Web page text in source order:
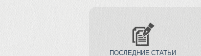
ПОСЛЕДНИЕ СТАТЬИ